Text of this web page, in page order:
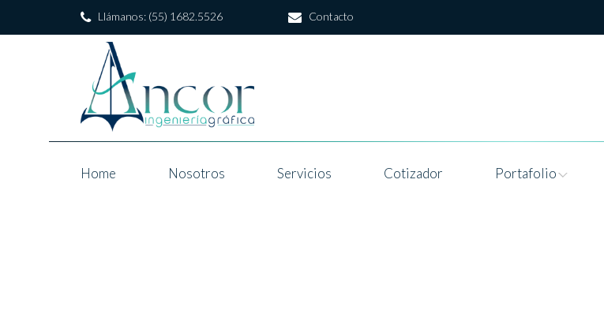
Llámanos: (55) 1682.5526 Contacto
Home Nosotros Servicios Cotizador Portafolio